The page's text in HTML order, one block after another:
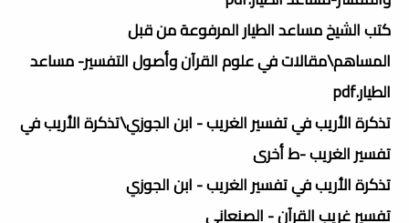
كتب الشيخ مساعد الطيار المرفوعة من قبل
المساهم\مقالات في علوم القرآن وأصول التفسير- مساعد
الطيار.pdf
تذكرة الأريب في تفسير الغريب - ابن الجوزي\تذكرة الأريب في
تفسير الغريب -ط أخرى
تذكرة الأريب في تفسير الغريب - ابن الجوزي
تفسير غريب القرآن - الصنعاني